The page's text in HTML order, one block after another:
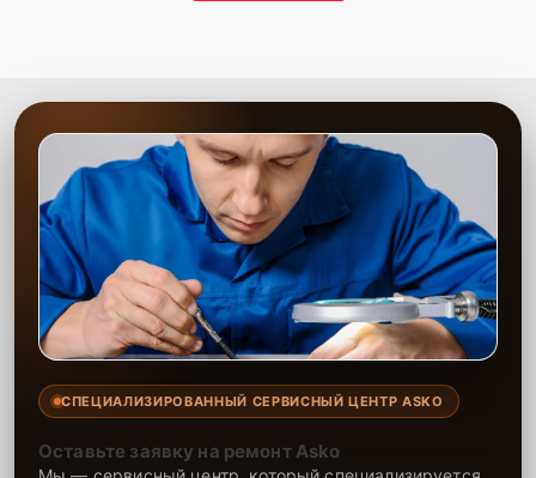
СПЕЦИАЛИЗИРОВАННЫЙ СЕРВИСНЫЙ ЦЕНТР ASKO
Оставьте заявку на ремонт Asko